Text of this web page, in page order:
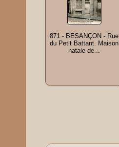
871 - BESANÇON - Rue
du Petit Battant. Maison
natale de...